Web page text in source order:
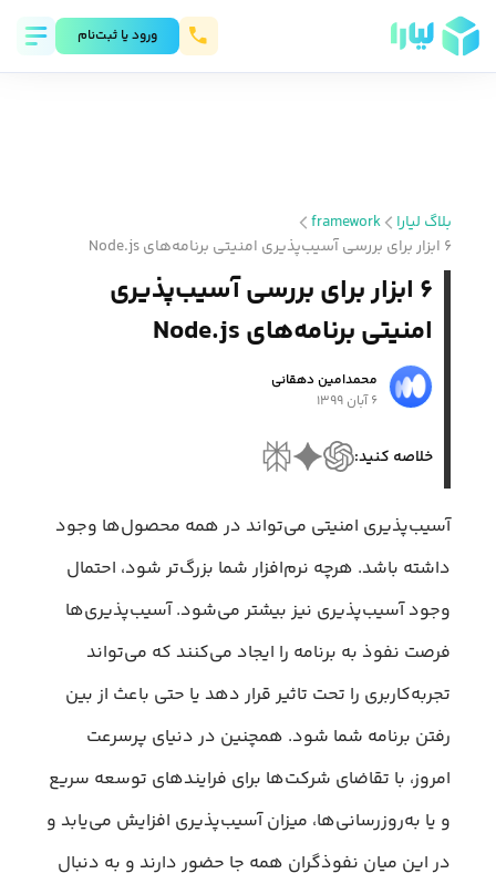
ورود يا ثبت‌نام
بلاگ لیارا
framework
۶ ابزار برای بررسی آسیب‌پذیری امنیتی برنامه‌های Node.js
۶ ابزار برای بررسی آسیب‌پذیری
امنیتی برنامه‌های Node.js
محمد‌امین دهقانی
۶ آبان ۱۳۹۹
خلاصه کنید:
آسیب‌پذیری امنیتی می‌تواند در همه محصول‌ها وجود
داشته باشد. هرچه نرم‌افزار شما بزرگ‌تر شود، احتمال
وجود آسیب‌پذیری نیز بیشتر می‌شود. آسیب‌پذیری‌ها
فرصت نفوذ به برنامه را ایجاد می‌کنند که می‌تواند
تجربه‌کاربری را تحت تاثیر قرار دهد یا حتی باعث از بین
رفتن برنامه شما شود. همچنین در دنیای پرسرعت
امروز، با تقاضای شرکت‌ها برای فرایندهای توسعه سریع
و یا به‌روزرسانی‌ها، میزان آسیب‌پذیری افزایش می‌یابد و
در این میان نفوذگران همه جا حضور دارند و به دنبال